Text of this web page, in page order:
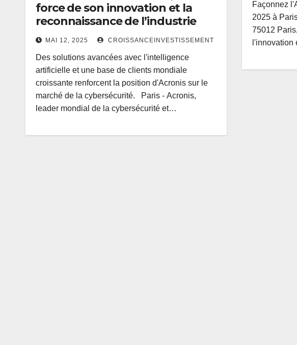
force de son innovation et la
reconnaissance de l’industrie
MAI 12, 2025 CROISSANCEINVESTISSEMENT
Des solutions avancées avec l'intelligence
artificielle et une base de clients mondiale
croissante renforcent la position d'Acronis sur le
marché de la cybersécurité. Paris - Acronis,
leader mondial de la cybersécurité et…
Façonnez
2025 à
75012